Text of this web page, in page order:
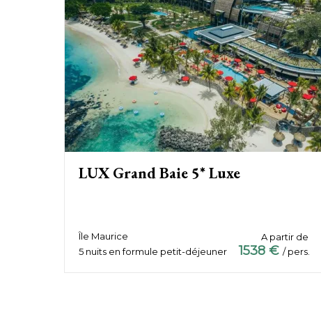
LUX Grand Baie 5* Luxe
Île Maurice
5 nuits en formule petit-déjeuner
A partir de
1538 € / pers.